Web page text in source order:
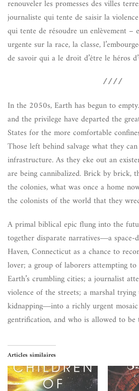
renouveler les promesses des villes
journaliste qui tente de saisir la
qui tente de résoudre un enlèvement –
urgente sur la race, la classe,
de savoir qui a le droit d’être le héros
////
In the 2050s, Earth has begun to
and the privilege have departed the
States for the more comfortable
Those left behind salvage what they
infrastructure. As they eke out an
are being cannibalized. Brick by brick,
the colonies, what was once a home
the colonists of the world that they
A primal biblical epic flung into the
together disparate narratives―a
Haven, Connecticut as a chance to
lover; a group of laborers attempting
Earth’s crumbling cities; a journalist
violence of the streets; a marshal
kidnapping―into a richly urgent mosaic
gentrification, and who is allowed to
Articles similaires